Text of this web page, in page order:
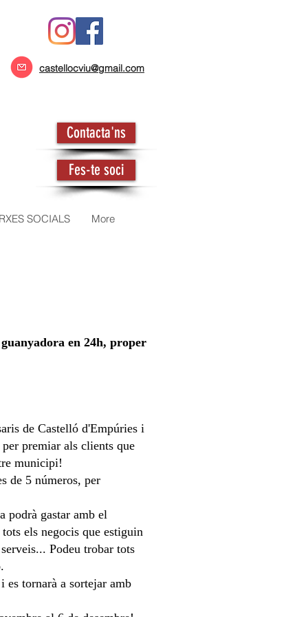
castellocviu@gmail.com
Contacta'ns
Fes-te soci
SOCIALS More
en 24h, proper
de Castelló d'Empúries i
premiar als clients que
municipi!
de 5 números, per
podrà gastar amb el
els negocis que estiguin
Podeu trobar tots
es tornarà a sortejar amb